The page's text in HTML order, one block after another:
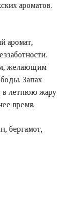
аромат,
желающим
Запах
в летнюю жару
время.
бергамот,